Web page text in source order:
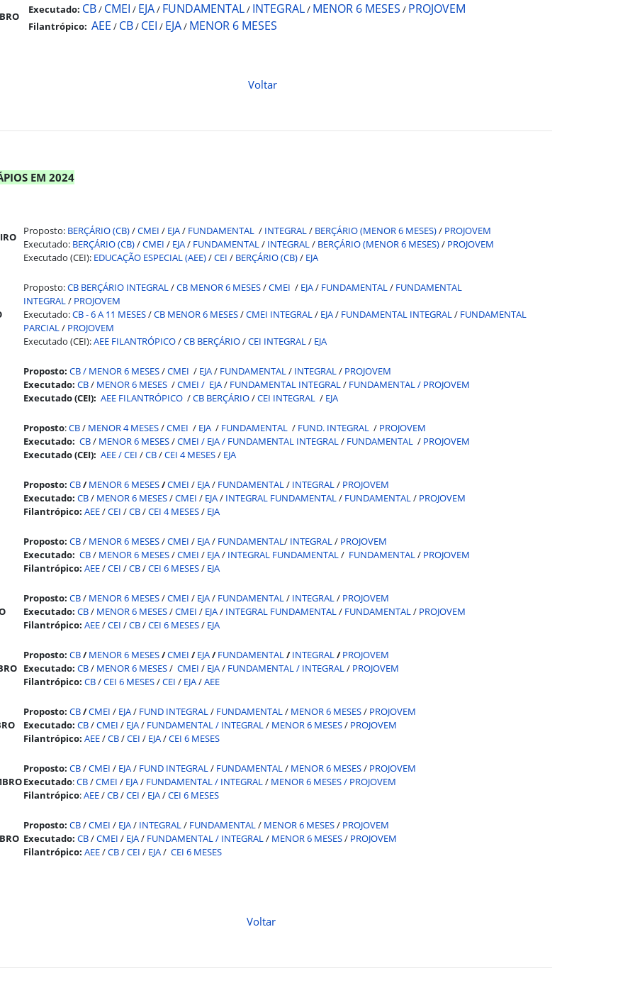
Executado: CB/ CMEI / EJA/ FUNDAMENTAL/ INTEGRAL/ MENOR 6 MESES / PROJOVEM
Filantrópico: AEE / CB/ CEI / EJA/ MENOR 6 MESES
Voltar
EM 2024
Proposto: BERÇÁRIO (CB)/CMEI / EJA/ FUNDAMENTAL / INTEGRAL/ BERÇÁRIO (MENOR 6 MESES)/ PROJOVEM
Executado: BERÇÁRIO (CB)/CMEI / EJA/ FUNDAMENTAL/ INTEGRAL/ BERÇÁRIO (MENOR 6 MESES)/ PROJOVEM
Executado (CEI): EDUCAÇÃO ESPECIAL (AEE)/CEI / BERÇÁRIO (CB)/ EJA
Proposto:CB BERÇÁRIO INTEGRAL/CB MENOR 6 MESES/CMEI / EJA/ FUNDAMENTAL/ FUNDAMENTAL
INTEGRAL/ PROJOVEM
Executado:CB - 6 A 11 MESES/CB MENOR 6 MESES/CMEI INTEGRAL/ EJA/ FUNDAMENTAL INTEGRAL/ FUNDAMENTAL
PARCIAL/ PROJOVEM
Executado (CEI):AEE FILANTRÓPICO/CB BERÇÁRIO/CEI INTEGRAL/ EJA
Proposto: CB / MENOR 6 MESES/CMEI / EJA/ FUNDAMENTAL/ INTEGRAL/ PROJOVEM
Executado: CB/ MENOR 6 MESES /CMEI / EJA/ FUNDAMENTAL INTEGRAL/ FUNDAMENTAL / PROJOVEM
Executado (CEI): AEE FILANTRÓPICO /CB BERÇÁRIO/CEI INTEGRAL / EJA
Proposto:CB/ MENOR 4 MESES/CMEI / EJA / FUNDAMENTAL / FUND. INTEGRAL / PROJOVEM
Executado: CB/ MENOR 6 MESES/CMEI / EJA / FUNDAMENTAL INTEGRAL/ FUNDAMENTAL / PROJOVEM
Executado (CEI): AEE /CEI /CB/CEI 4 MESES/ EJA
Proposto: CB/MENOR 6 MESES/CMEI / EJA/ FUNDAMENTAL/ INTEGRAL/ PROJOVEM
Executado: CB/ MENOR 6 MESES/CMEI / EJA/ INTEGRAL FUNDAMENTAL/ FUNDAMENTAL/ PROJOVEM
Filantrópico: AEE/CEI /CB/CEI 4 MESES/ EJA
Proposto: CB/ MENOR 6 MESES/CMEI / EJA/ FUNDAMENTAL/ INTEGRAL/ PROJOVEM
Executado: CB/ MENOR 6 MESES/CMEI / EJA/ INTEGRAL FUNDAMENTAL/ FUNDAMENTAL/ PROJOVEM
Filantrópico: AEE/CEI /CB/CEI 6 MESES/ EJA
Proposto: CB/ MENOR 6 MESES/CMEI / EJA/ FUNDAMENTAL/ INTEGRAL/ PROJOVEM
Executado: CB/ MENOR 6 MESES/CMEI / EJA/ INTEGRAL FUNDAMENTAL/ FUNDAMENTAL/ PROJOVEM
Filantrópico: AEE/CEI /CB/CEI 6 MESES/ EJA
Proposto: CB/MENOR 6 MESES/CMEI /EJA/FUNDAMENTAL/INTEGRAL/PROJOVEM
Executado: CB/ MENOR 6 MESES/ CMEI / EJA/ FUNDAMENTAL / INTEGRAL/ PROJOVEM
Filantrópico: CB/CEI 6 MESES/CEI / EJA/AEE
Proposto: CB/CMEI / EJA/ FUND INTEGRAL/ FUNDAMENTAL/ MENOR 6 MESES/ PROJOVEM
Executado: CB/CMEI / EJA/ FUNDAMENTAL / INTEGRAL/ MENOR 6 MESES/ PROJOVEM
Filantrópico: AEE/CB/CEI / EJA/CEI 6 MESES
Proposto: CB/CMEI / EJA/ FUND INTEGRAL/ FUNDAMENTAL/ MENOR 6 MESES/ PROJOVEM
Executado:CB/CMEI / EJA/ FUNDAMENTAL / INTEGRAL/ MENOR 6 MESES / PROJOVEM
Filantrópico:AEE/CB/CEI / EJA/CEI 6 MESES
Proposto: CB/CMEI / EJA/ INTEGRAL/ FUNDAMENTAL/ MENOR 6 MESES/ PROJOVEM
Executado: CB/CMEI / EJA/ FUNDAMENTAL / INTEGRAL/ MENOR 6 MESES/ PROJOVEM
Filantrópico: AEE/CB/CEI / EJA/ CEI 6 MESES
Voltar